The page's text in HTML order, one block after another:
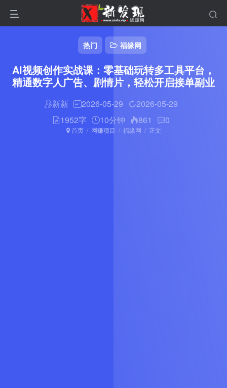
热门 福缘网
AI视频创作实战课：零基础玩转多工具平台，
精通数字人广告、剧情片，轻松开启接单副业
新新 2026-05-29
2026-05-29
1952字
10分钟 861 0
首页 网赚项目 福缘网 正文